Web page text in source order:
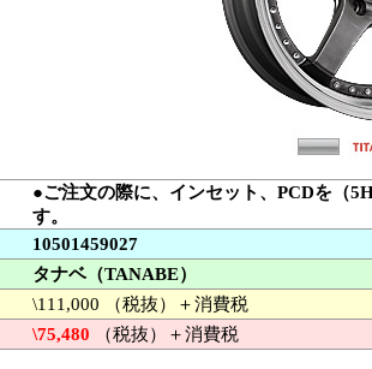
●ご注文の際に、インセット、PCDを（
す。
10501459027
タナベ（TANABE）
\111,000 （税抜）＋消費税
\75,480 （税抜）＋消費税